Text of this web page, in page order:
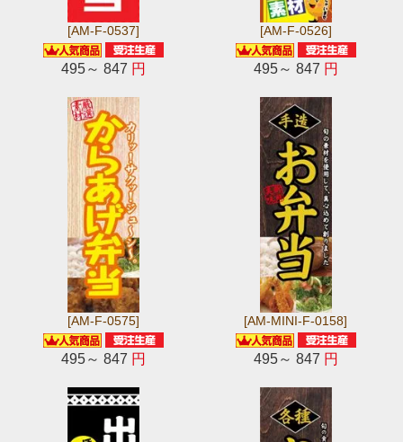
[AM-F-0537]
495～ 847 円
[AM-F-0526]
495～ 847 円
[AM-F-0575]
495～ 847 円
[AM-MINI-F-0158]
495～ 847 円